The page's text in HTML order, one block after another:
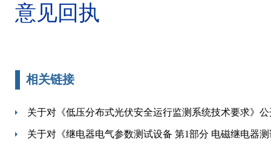
意见回执
相关链接
关于对《低压分布式光伏安全运行监测系统技术要求》
关于对《继电器电气参数测试设备 第1部分 电磁继电器